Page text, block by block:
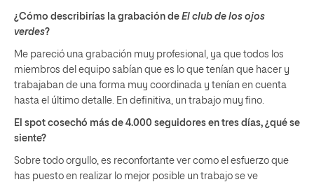
¿Cómo describirías la grabación de El club de los ojos
verdes?
Me pareció una grabación muy profesional, ya que todos los
miembros del equipo sabían que es lo que tenían que hacer y
trabajaban de una forma muy coordinada y tenían en cuenta
hasta el último detalle. En definitiva, un trabajo muy fino.
El spot cosechó más de 4.000 seguidores en tres días, ¿qué se
siente?
Sobre todo orgullo, es reconfortante ver como el esfuerzo que
has puesto en realizar lo mejor posible un trabajo se ve